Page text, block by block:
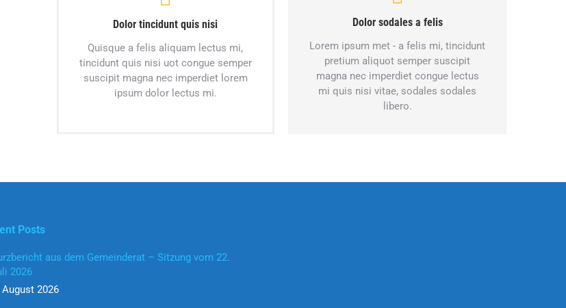
Dolor tincidunt quis nisi
Quisque a felis aliquam lectus mi,
tincidunt quis nisi uot congue semper
suscipit magna nec imperdiet lorem
ipsum dolor lectus mi.
Dolor sodales a felis
Lorem ipsum met - a felis mi, tincidunt
pretium aliquot semper suscipit
magna nec imperdiet congue lectus
mi quis nisi vitae, sodales sodales
libero.
Posts
aus dem Gemeinderat – Sitzung vom 22.
2026
August 2026